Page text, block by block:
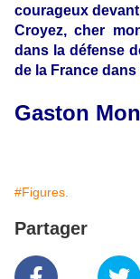
courageux
Croyez, cher
dans la défense
de la France
Gaston
#Figures.
Partager